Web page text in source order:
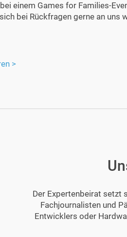
einem Games for Families-
bei Rückfragen gerne an uns
>
Der Expertenbeirat setzt
Fachjournalisten und
Entwicklers oder